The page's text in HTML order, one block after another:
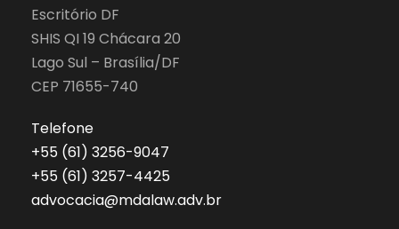
Escritório DF
SHIS QI 19 Chácara 20
Lago Sul – Brasília/DF
CEP 71655-740
Telefone
‎+55 (61) 3256-9047
‎+55 (61) 3257-4425
advocacia@mdalaw.adv.br